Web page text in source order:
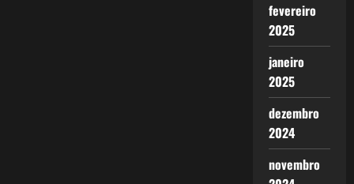
fevereiro
2025
janeiro
2025
dezembro
2024
novembro